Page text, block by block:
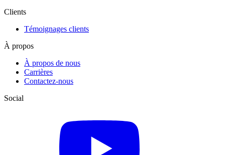
Clients
Témoignages clients
À propos
À propos de nous
Carrières
Contactez-nous
Social